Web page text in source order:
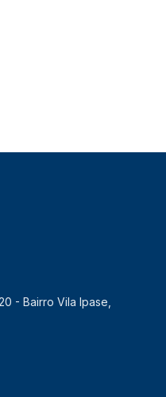
- Bairro Vila Ipase,